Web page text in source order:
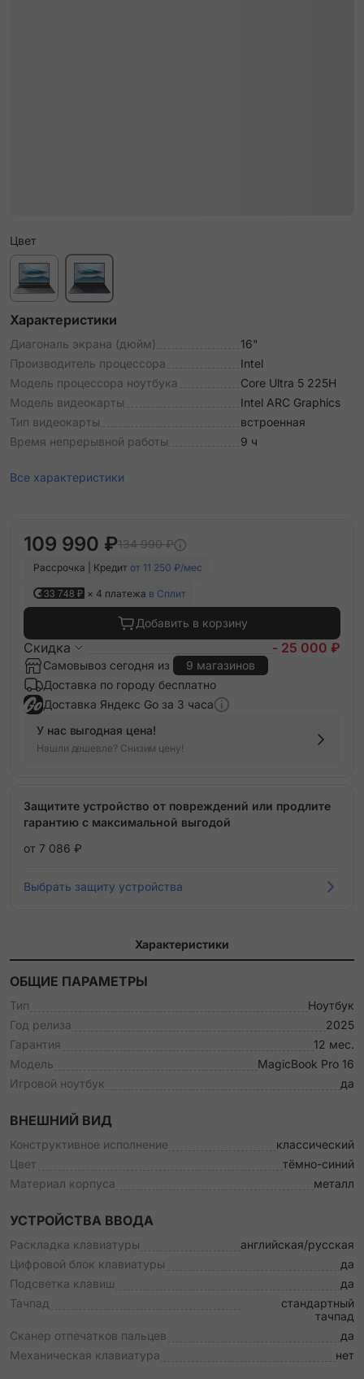
Цвет
Характеристики
Диагональ экрана (дюйм)
16"
Производитель процессора
Intel
Модель процессора ноутбука
Core Ultra 5 225H
Модель видеокарты
Intel ARC Graphics
Тип видеокарты
встроенная
Время непрерывной работы
9 ч
Все характеристики
109 990 ₽134 990 ₽
Рассрочка | Кредит от 11 250 ₽/мес
33 748 ₽ × 4 платежа в Сплит
Добавить в корзину
Скидка - 25 000 ₽
Самовывоз сегодня из
9 магазинов
Доставка по городу бесплатно
Доставка Яндекс Go за 3 часа
У нас выгодная цена!
Нашли дешевле? Снизим цену!
Защитите устройство от повреждений или продлите
гарантию с максимальной выгодой
от 7 086 ₽
Выбрать защиту устройства
Характеристики
ОБЩИЕ ПАРАМЕТРЫ
Тип
Ноутбук
Год релиза
2025
Гарантия
12 мес.
Модель
MagicBook Pro 16
Игровой ноутбук
да
ВНЕШНИЙ ВИД
Конструктивное исполнение
классический
Цвет
тёмно-синий
Материал корпуса
металл
УСТРОЙСТВА ВВОДА
Раскладка клавиатуры
английская/русская
Цифровой блок клавиатуры
да
Подсветка клавиш
да
Тачпад
стандартный
тачпад
Сканер отпечатков пальцев
да
Механическая клавиатура
нет